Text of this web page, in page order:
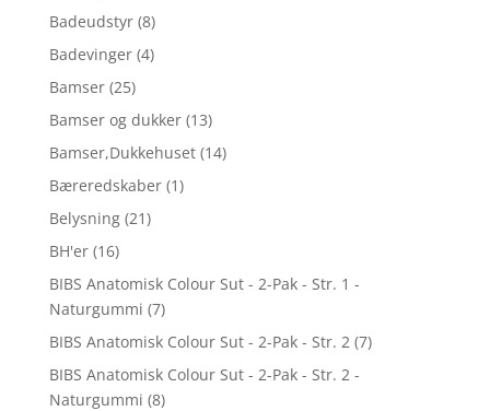
Badeudstyr (8)
Badevinger (4)
Bamser (25)
Bamser og dukker (13)
Bamser,Dukkehuset (14)
Bæreredskaber (1)
Belysning (21)
BH'er (16)
BIBS Anatomisk Colour Sut - 2-Pak - Str. 1 -
Naturgummi (7)
BIBS Anatomisk Colour Sut - 2-Pak - Str. 2 (7)
BIBS Anatomisk Colour Sut - 2-Pak - Str. 2 -
Naturgummi (8)